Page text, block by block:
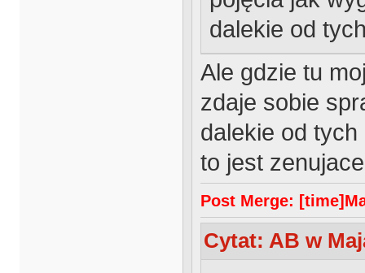
dalekie od
Ale gdzie tu
zdaje sobie
dalekie od
to jest
Post Merge:
Cytat: AB w